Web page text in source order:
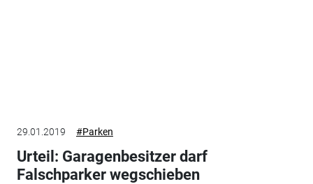
29.01.2019 #Parken
Urteil: Garagenbesitzer darf
Falschparker wegschieben